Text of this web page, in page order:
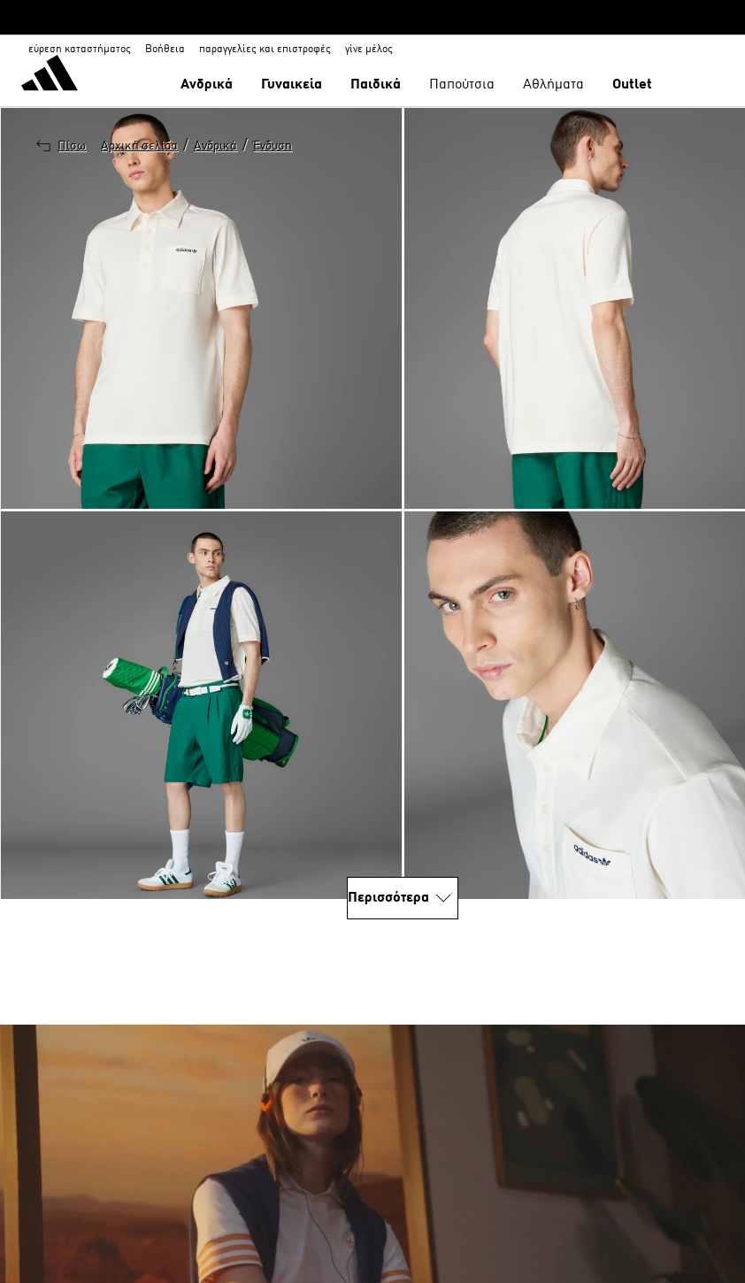
εύρεση καταστήματος Βοήθεια παραγγελίες και επιστροφές γίνε μέλος
Ανδρικά Γυναικεία Παιδικά Παπούτσια Αθλήματα Outlet
Πίσω Αρχική σελίδα / Ανδρικά / Ένδυση
Περισσότερα